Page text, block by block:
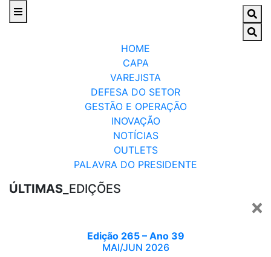
HOME
CAPA
VAREJISTA
DEFESA DO SETOR
GESTÃO E OPERAÇÃO
INOVAÇÃO
NOTÍCIAS
OUTLETS
PALAVRA DO PRESIDENTE
ÚLTIMAS_ EDIÇÕES
Edição 265 – Ano 39
MAI/JUN 2026